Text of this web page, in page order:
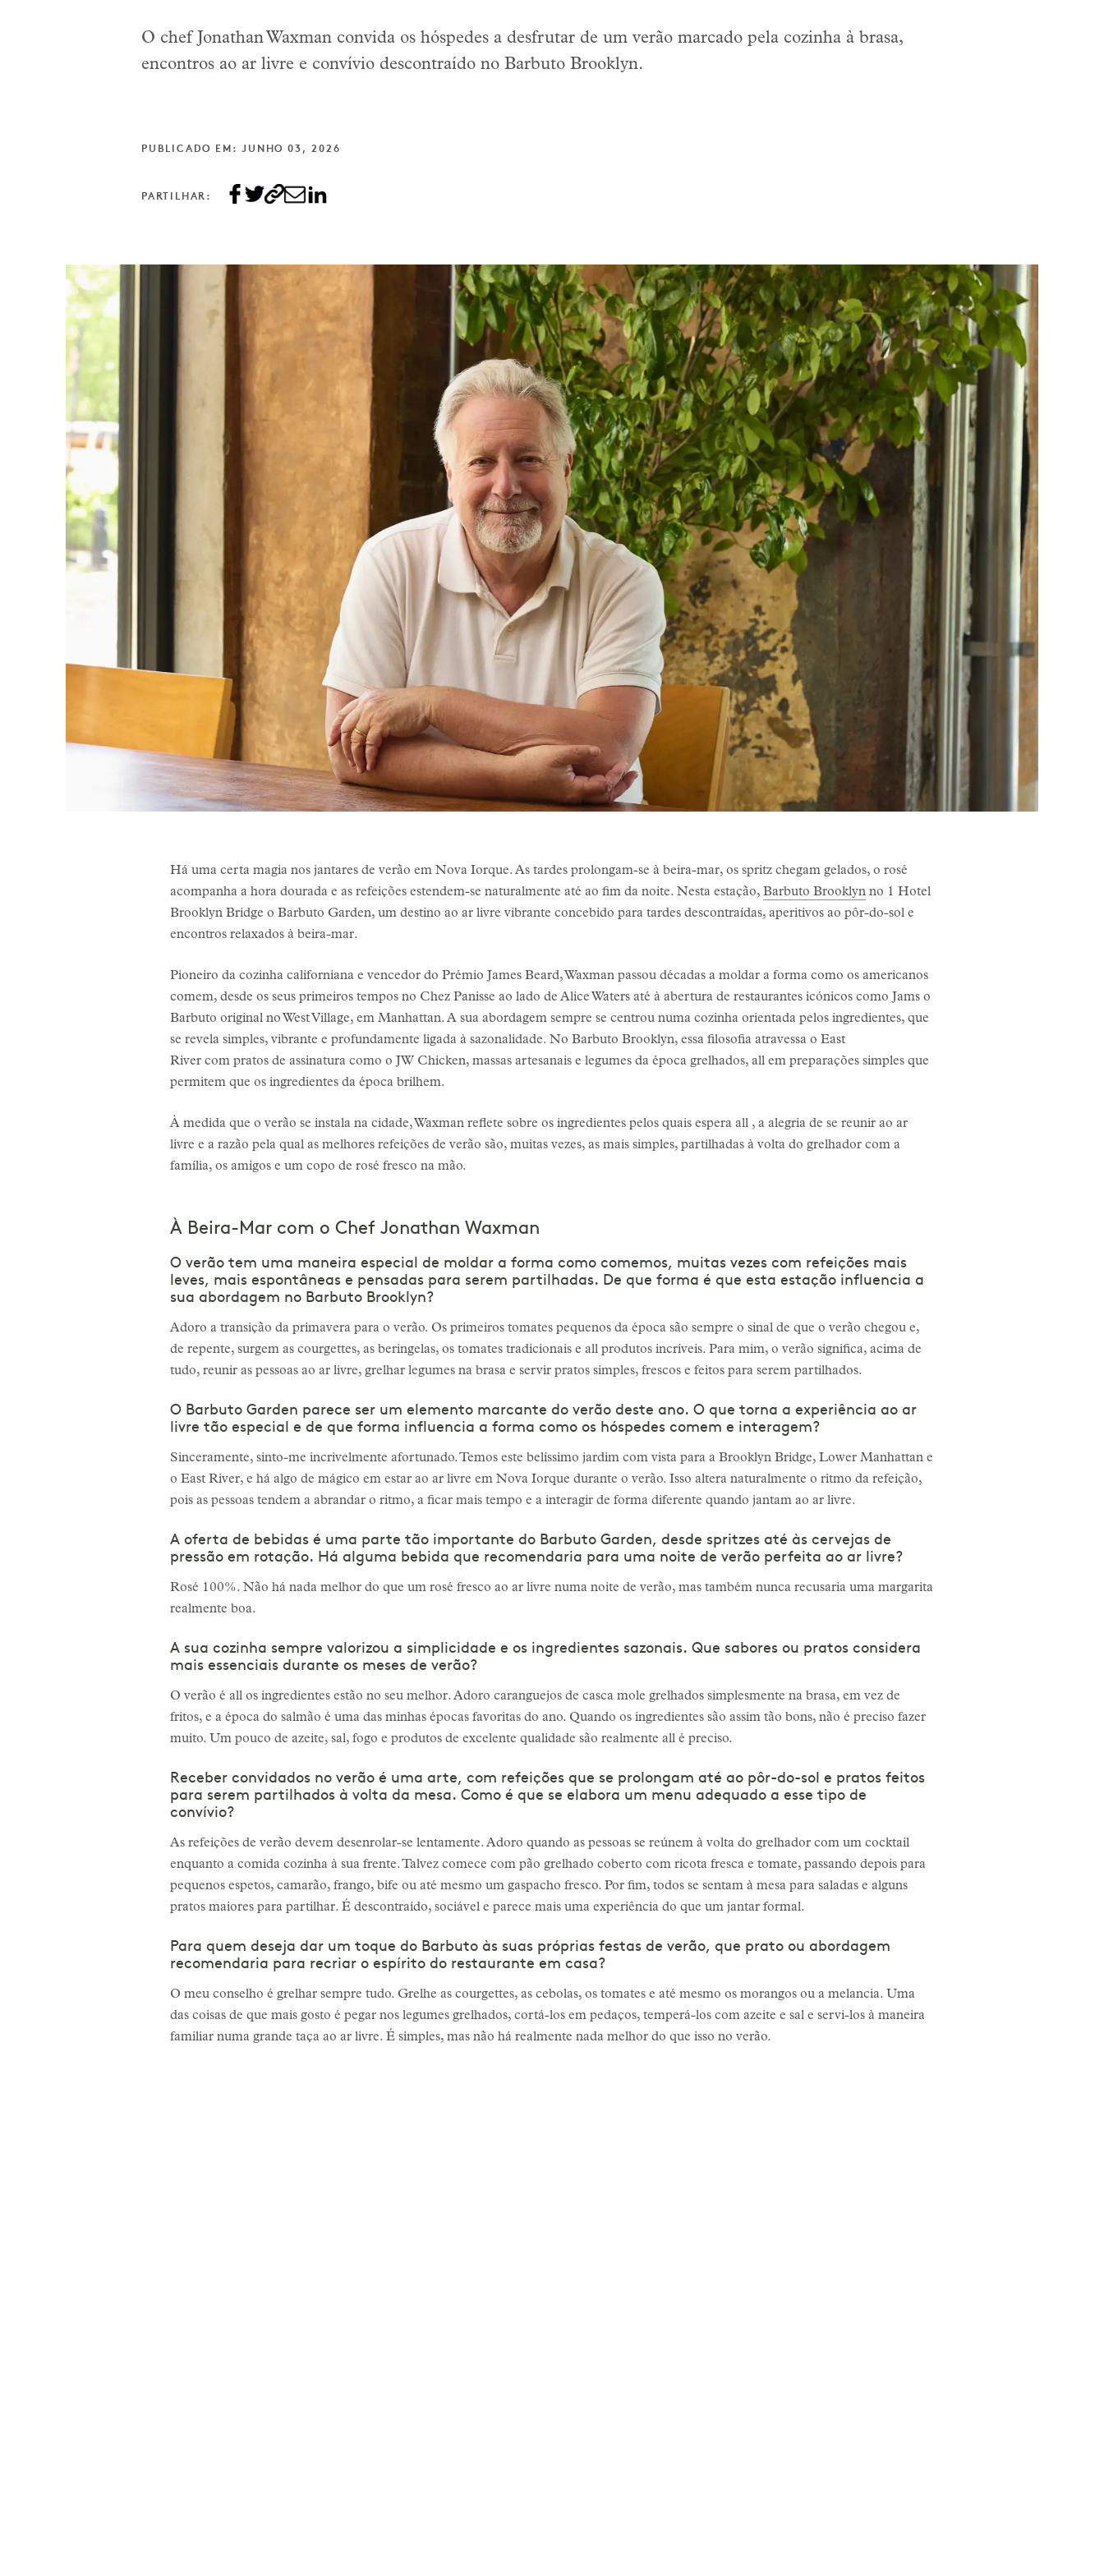
O chef Jonathan Waxman convida os hóspedes a desfrutar de um verão marcado pela cozinha à brasa,
encontros ao ar livre e convívio descontraído no Barbuto Brooklyn.
PUBLICADO EM: JUNHO 03, 2026
PARTILHAR:
Há uma certa magia nos jantares de verão em Nova Iorque. As tardes prolongam-se à beira-mar, os spritz chegam gelados, o rosé
acompanha a hora dourada e as refeições estendem-se naturalmente até ao fim da noite. Nesta estação, Barbuto Brooklyn no 1 Hotel
Brooklyn Bridge o Barbuto Garden, um destino ao ar livre vibrante concebido para tardes descontraídas, aperitivos ao pôr-do-sol e
encontros relaxados à beira-mar.
Pioneiro da cozinha californiana e vencedor do Prémio James Beard, Waxman passou décadas a moldar a forma como os americanos
comem, desde os seus primeiros tempos no Chez Panisse ao lado de Alice Waters até à abertura de restaurantes icónicos como Jams o
Barbuto original no West Village, em Manhattan. A sua abordagem sempre se centrou numa cozinha orientada pelos ingredientes, que
se revela simples, vibrante e profundamente ligada à sazonalidade. No Barbuto Brooklyn, essa filosofia atravessa o East
River com pratos de assinatura como o JW Chicken, massas artesanais e legumes da época grelhados, all em preparações simples que
permitem que os ingredientes da época brilhem.
À medida que o verão se instala na cidade, Waxman reflete sobre os ingredientes pelos quais espera all , a alegria de se reunir ao ar
livre e a razão pela qual as melhores refeições de verão são, muitas vezes, as mais simples, partilhadas à volta do grelhador com a
família, os amigos e um copo de rosé fresco na mão.
À Beira-Mar com o Chef Jonathan Waxman
O verão tem uma maneira especial de moldar a forma como comemos, muitas vezes com refeições mais
leves, mais espontâneas e pensadas para serem partilhadas. De que forma é que esta estação influencia a
sua abordagem no Barbuto Brooklyn?
Adoro a transição da primavera para o verão. Os primeiros tomates pequenos da época são sempre o sinal de que o verão chegou e,
de repente, surgem as courgettes, as beringelas, os tomates tradicionais e all produtos incríveis. Para mim, o verão significa, acima de
tudo, reunir as pessoas ao ar livre, grelhar legumes na brasa e servir pratos simples, frescos e feitos para serem partilhados.
O Barbuto Garden parece ser um elemento marcante do verão deste ano. O que torna a experiência ao ar
livre tão especial e de que forma influencia a forma como os hóspedes comem e interagem?
Sinceramente, sinto-me incrivelmente afortunado. Temos este belíssimo jardim com vista para a Brooklyn Bridge, Lower Manhattan e
o East River, e há algo de mágico em estar ao ar livre em Nova Iorque durante o verão. Isso altera naturalmente o ritmo da refeição,
pois as pessoas tendem a abrandar o ritmo, a ficar mais tempo e a interagir de forma diferente quando jantam ao ar livre.
A oferta de bebidas é uma parte tão importante do Barbuto Garden, desde spritzes até às cervejas de
pressão em rotação. Há alguma bebida que recomendaria para uma noite de verão perfeita ao ar livre?
Rosé 100%. Não há nada melhor do que um rosé fresco ao ar livre numa noite de verão, mas também nunca recusaria uma margarita
realmente boa.
A sua cozinha sempre valorizou a simplicidade e os ingredientes sazonais. Que sabores ou pratos considera
mais essenciais durante os meses de verão?
O verão é all os ingredientes estão no seu melhor. Adoro caranguejos de casca mole grelhados simplesmente na brasa, em vez de
fritos, e a época do salmão é uma das minhas épocas favoritas do ano. Quando os ingredientes são assim tão bons, não é preciso fazer
muito. Um pouco de azeite, sal, fogo e produtos de excelente qualidade são realmente all é preciso.
Receber convidados no verão é uma arte, com refeições que se prolongam até ao pôr-do-sol e pratos feitos
para serem partilhados à volta da mesa. Como é que se elabora um menu adequado a esse tipo de
convívio?
As refeições de verão devem desenrolar-se lentamente. Adoro quando as pessoas se reúnem à volta do grelhador com um cocktail
enquanto a comida cozinha à sua frente. Talvez comece com pão grelhado coberto com ricota fresca e tomate, passando depois para
pequenos espetos, camarão, frango, bife ou até mesmo um gaspacho fresco. Por fim, todos se sentam à mesa para saladas e alguns
pratos maiores para partilhar. É descontraído, sociável e parece mais uma experiência do que um jantar formal.
Para quem deseja dar um toque do Barbuto às suas próprias festas de verão, que prato ou abordagem
recomendaria para recriar o espírito do restaurante em casa?
O meu conselho é grelhar sempre tudo. Grelhe as courgettes, as cebolas, os tomates e até mesmo os morangos ou a melancia. Uma
das coisas de que mais gosto é pegar nos legumes grelhados, cortá-los em pedaços, temperá-los com azeite e sal e servi-los à maneira
familiar numa grande taça ao ar livre. É simples, mas não há realmente nada melhor do que isso no verão.